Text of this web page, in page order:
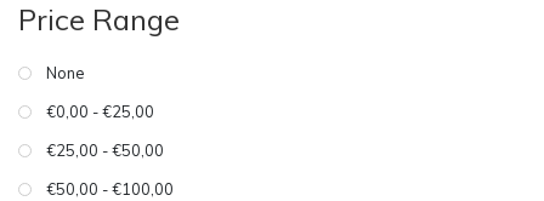
Price Range
None
€0,00 - €25,00
€25,00 - €50,00
€50,00 - €100,00